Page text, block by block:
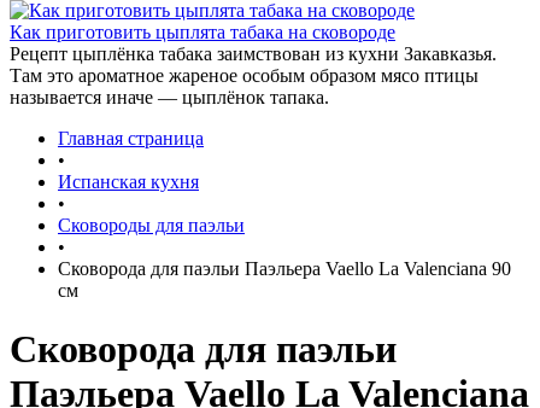
Как приготовить цыплята табака на сковороде
Рецепт цыплёнка табака заимствован из кухни Закавказья.
Там это ароматное жареное особым образом мясо птицы
называется иначе — цыплёнок тапака.
Главная страница
•
Испанская кухня
•
Сковороды для паэльи
•
Сковорода для паэльи Паэльера Vaello La Valenciana 90
см
Сковорода для паэльи
Паэльера Vaello La Valenciana